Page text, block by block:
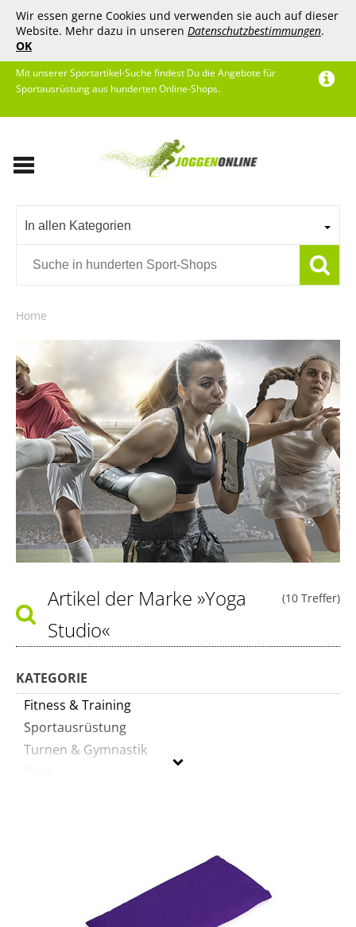
Wir essen gerne Cookies und verwenden sie auch auf dieser
Website. Mehr dazu in unseren Datenschutzbestimmungen.
OK
Mit unserer Sportartikel-Suche findest Du die Angebote für
Sportausrüstung aus hunderten Online-Shops.
In allen Kategorien
Home
(10 Treffer)
Artikel der Marke »Yoga
Studio«
KATEGORIE
Fitness & Training
Sportausrüstung
Turnen & Gymnastik